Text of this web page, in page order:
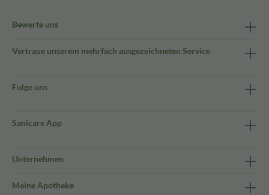
Bewerte uns
Vertraue unserem mehrfach ausgezeichneten Service
Folge uns
Sanicare App
Unternehmen
Meine Apotheke